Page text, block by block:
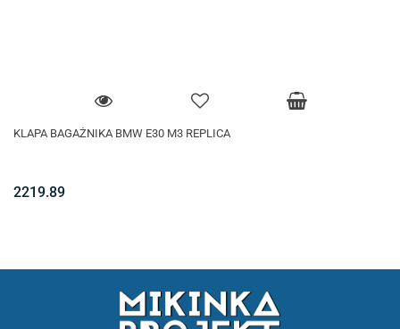
KLAPA BAGAŻNIKA BMW E30 M3 REPLICA
2219.89